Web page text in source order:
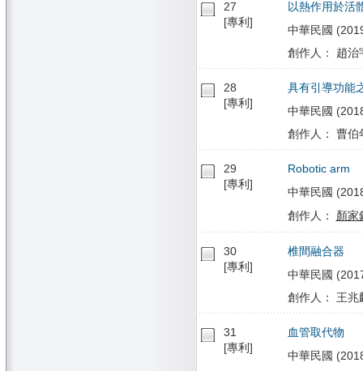
27
[專利]
以熱作用於活
中華民國
創作人： 趙治
28
[專利]
具有引導功能
中華民國
創作人： 曹伯
29
[專利]
Robotic arm
中華民國
創作人： 顏家
30
[專利]
椎間融合器
中華民國
創作人： 王兆
31
[專利]
血管取代物
中華民國